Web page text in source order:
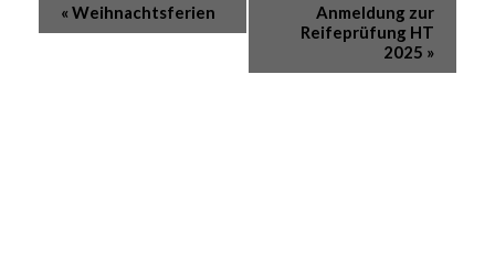
« Weihnachtsferien
Anmeldung zur
Reifeprüfung HT
2025 »